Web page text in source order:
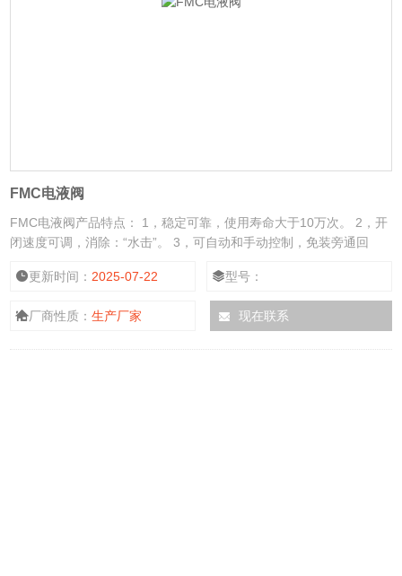
FMC电液阀
FMC电液阀产品特点： 1，稳定可靠，使用寿命大于10万次。 2，开
闭速度可调，消除：“水击”。 3，可自动和手动控制，免装旁通回
单。维修方便。 6，电源AC220V。DC24V可选择。 7，可用于天燃
气，液化气，气体，化工等行业。 8，由控制器控制，无级开闭，实
现恒流，补量。
更新时间： 2025-07-22 型号：
厂商性质：生产厂家 现在联系